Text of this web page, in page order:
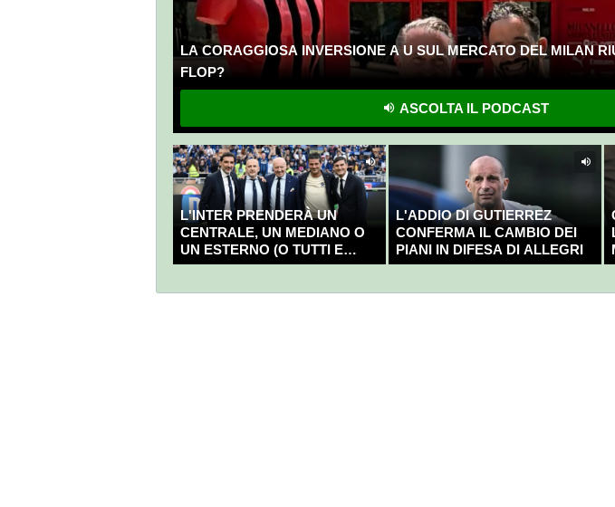
LA CORAGGIOSA INVERSIONE A U SUL MERCATO DEL MILAN
FLOP?
ASCOLTA IL PODCAST
L'INTER PRENDERÀ UN
CENTRALE, UN MEDIANO O
UN ESTERNO (O TUTTI E
TRE?)
L'ADDIO DI GUTIERREZ
CONFERMA IL CAMBIO DEI
PIANI IN DIFESA DI ALLEGRI